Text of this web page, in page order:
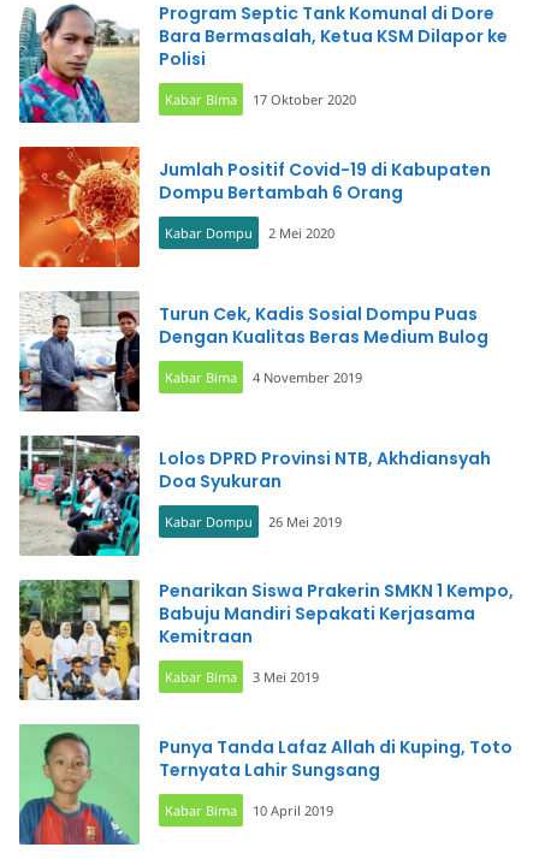
Program Septic Tank Komunal di Dore
Bara Bermasalah, Ketua KSM Dilapor ke
Polisi
Kabar Bima 17 Oktober 2020
Jumlah Positif Covid-19 di Kabupaten
Dompu Bertambah 6 Orang
Kabar Dompu 2 Mei 2020
Turun Cek, Kadis Sosial Dompu Puas
Dengan Kualitas Beras Medium Bulog
Kabar Bima 4 November 2019
Lolos DPRD Provinsi NTB, Akhdiansyah
Doa Syukuran
Kabar Dompu 26 Mei 2019
Penarikan Siswa Prakerin SMKN 1 Kempo,
Babuju Mandiri Sepakati Kerjasama
Kemitraan
Kabar Bima 3 Mei 2019
Punya Tanda Lafaz Allah di Kuping, Toto
Ternyata Lahir Sungsang
Kabar Bima 10 April 2019